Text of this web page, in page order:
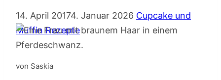
14. April 20174. Januar 2026 Cupcake und
Muffin Rezepte
von Saskia